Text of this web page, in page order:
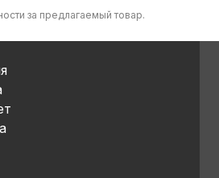
за предлагаемый товар.